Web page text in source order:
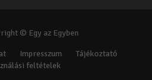
© Egy az Egyben
Impresszum
Tájékoztató
feltételek